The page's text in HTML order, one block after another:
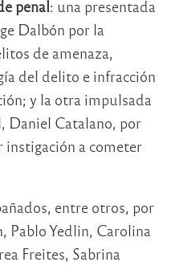
penal: una presentada
Dalbón por la
de amenaza,
del delito e infracción
y la otra impulsada
Daniel Catalano, por
instigación a cometer
entre otros, por
Pablo Yedlin, Carolina
Freites, Sabrina